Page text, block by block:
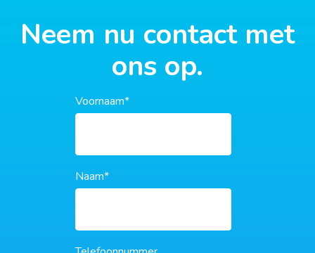
Neem nu contact met
ons op.
Voornaam*
Naam*